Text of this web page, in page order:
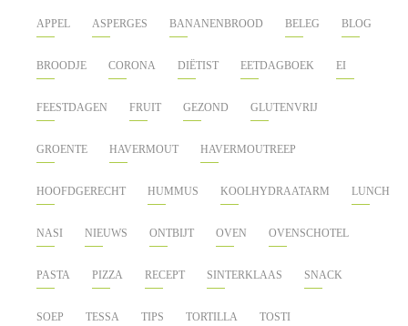
APPEL ASPERGES BANANENBROOD BELEG BLOG
BROODJE CORONA DIËTIST EETDAGBOEK EI
FEESTDAGEN FRUIT GEZOND GLUTENVRIJ
GROENTE HAVERMOUT HAVERMOUTREEP
HOOFDGERECHT HUMMUS KOOLHYDRAATARM LUNCH
NASI NIEUWS ONTBIJT OVEN OVENSCHOTEL
PASTA PIZZA RECEPT SINTERKLAAS SNACK
SOEP TESSA TIPS TORTILLA TOSTI